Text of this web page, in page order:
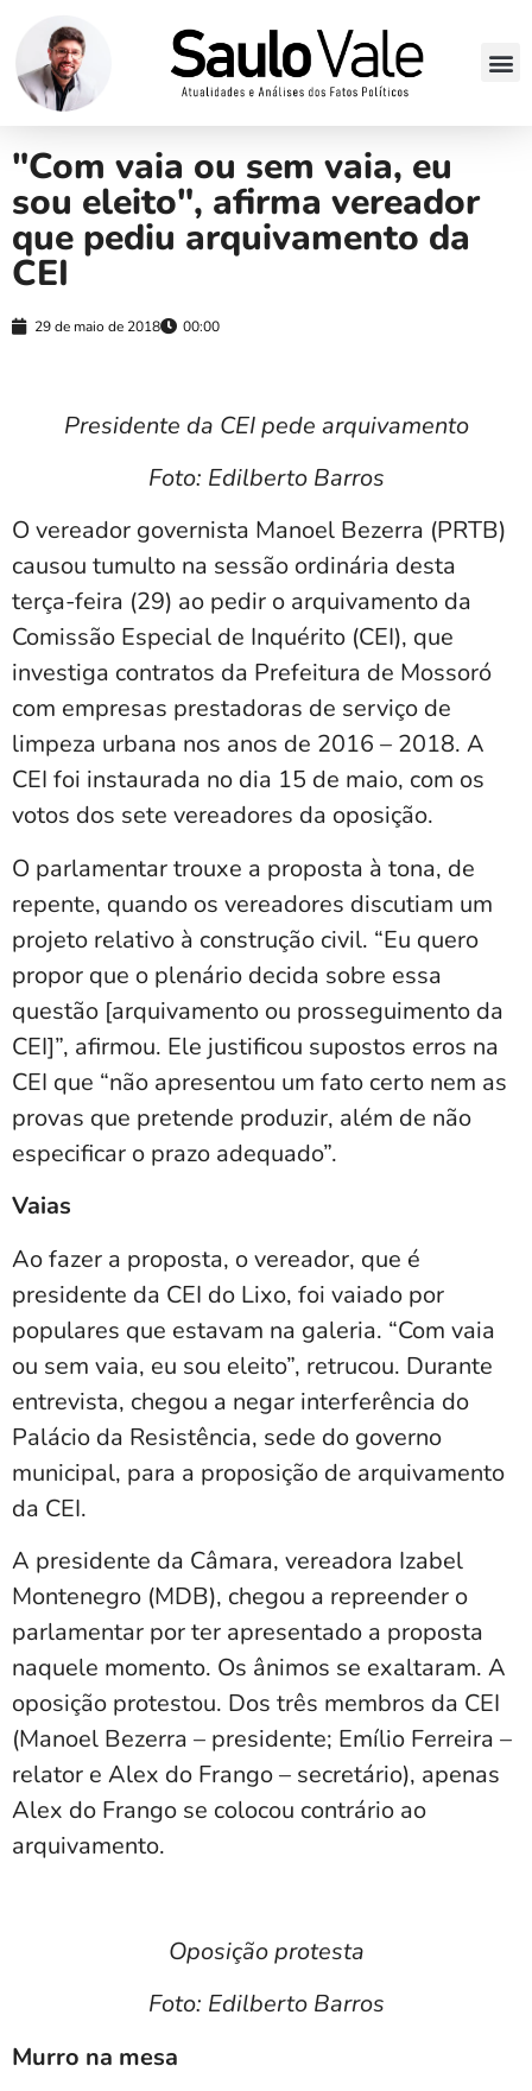
"Com vaia ou sem vaia, eu
sou eleito", afirma vereador
que pediu arquivamento da
CEI
29 de maio de 2018 00:00
Presidente da CEI pede arquivamento
Foto: Edilberto Barros
O vereador governista Manoel Bezerra (PRTB)
causou tumulto na sessão ordinária desta
terça-feira (29) ao pedir o arquivamento da
Comissão Especial de Inquérito (CEI), que
investiga contratos da Prefeitura de Mossoró
com empresas prestadoras de serviço de
limpeza urbana nos anos de 2016 – 2018. A
CEI foi instaurada no dia 15 de maio, com os
votos dos sete vereadores da oposição.
O parlamentar trouxe a proposta à tona, de
repente, quando os vereadores discutiam um
projeto relativo à construção civil. “Eu quero
propor que o plenário decida sobre essa
questão [arquivamento ou prosseguimento da
CEI]”, afirmou. Ele justificou supostos erros na
CEI que “não apresentou um fato certo nem as
provas que pretende produzir, além de não
especificar o prazo adequado”.
Vaias
Ao fazer a proposta, o vereador, que é
presidente da CEI do Lixo, foi vaiado por
populares que estavam na galeria. “Com vaia
ou sem vaia, eu sou eleito”, retrucou. Durante
entrevista, chegou a negar interferência do
Palácio da Resistência, sede do governo
municipal, para a proposição de arquivamento
da CEI.
A presidente da Câmara, vereadora Izabel
Montenegro (MDB), chegou a repreender o
parlamentar por ter apresentado a proposta
naquele momento. Os ânimos se exaltaram. A
oposição protestou. Dos três membros da CEI
(Manoel Bezerra – presidente; Emílio Ferreira –
relator e Alex do Frango – secretário), apenas
Alex do Frango se colocou contrário ao
arquivamento.
Oposição protesta
Foto: Edilberto Barros
Murro na mesa